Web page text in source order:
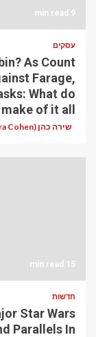
9 min read
עסקים
As Count
Farage,
What do
of it all?
שירה כהן (Shira Cohen)
15 min read
חדשות
Star Wars
Parallels In